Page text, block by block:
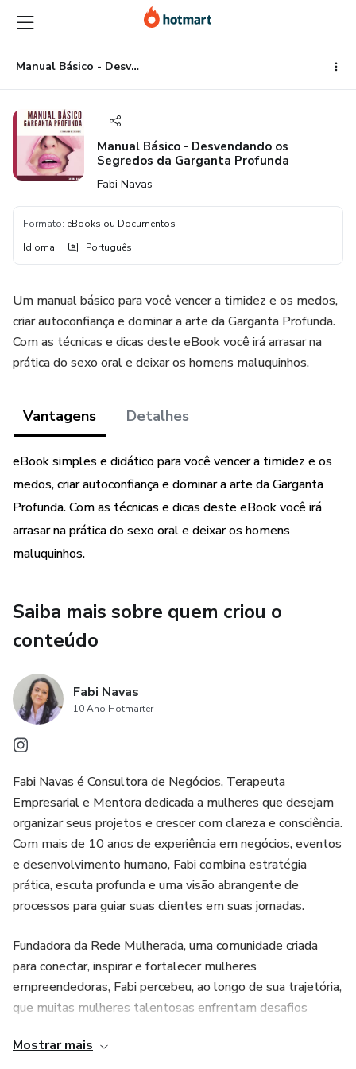
para
o
conteúdo
principal
para
o
pagamento
para
o
rodapé
Manual Básico - Desvendando os Segredos da Garganta Profunda
Manual Básico - Desvendando os
Segredos da Garganta Profunda
Fabi Navas
Formato: eBooks ou Documentos
Idioma: Português
Um manual básico para você vencer a timidez e os medos,
criar autoconfiança e dominar a arte da Garganta Profunda.
Com as técnicas e dicas deste eBook você irá arrasar na
prática do sexo oral e deixar os homens maluquinhos.
Vantagens Detalhes
eBook simples e didático para você vencer a timidez e os
medos, criar autoconfiança e dominar a arte da Garganta
Profunda. Com as técnicas e dicas deste eBook você irá
arrasar na prática do sexo oral e deixar os homens
maluquinhos.
Saiba mais sobre quem criou o
conteúdo
Fabi Navas
10 Ano Hotmarter
Fabi Navas é Consultora de Negócios, Terapeuta
Empresarial e Mentora dedicada a mulheres que desejam
organizar seus projetos e crescer com clareza e consciência.
Com mais de 10 anos de experiência em negócios, eventos
e desenvolvimento humano, Fabi combina estratégia
prática, escuta profunda e uma visão abrangente de
processos para guiar suas clientes em suas jornadas.
Fundadora da Rede Mulherada, uma comunidade criada
para conectar, inspirar e fortalecer mulheres
empreendedoras, Fabi percebeu, ao longo de sua trajetória,
que muitas mulheres talentosas enfrentam desafios
apoio necessário. Sua missão é proporcionar esse suporte,
Mostrar mais